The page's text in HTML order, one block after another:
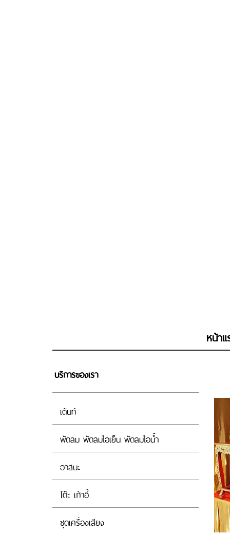
หน้า
บริการของเรา
เต้นท์
พัดลม พัดลมไอเย็น พัดลมไอน้ำ
อาสนะ
โต๊ะ เก้าอี้
ชุดเครื่องเสียง